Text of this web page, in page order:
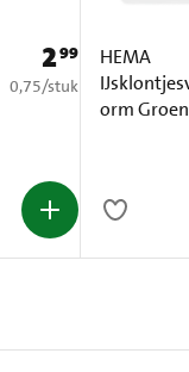
Prijs: € 2,99
299
€ 0,75 per stuk
0,75/stuk
HEMA
orm Groen